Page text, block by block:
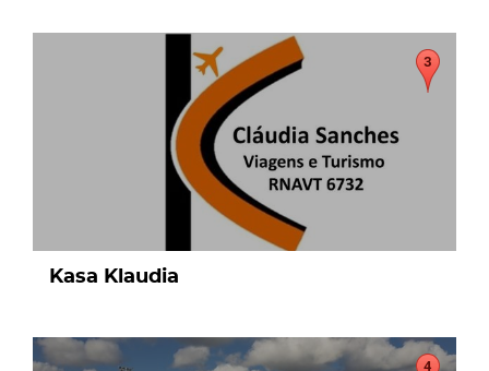
Kasa Klaudia
page